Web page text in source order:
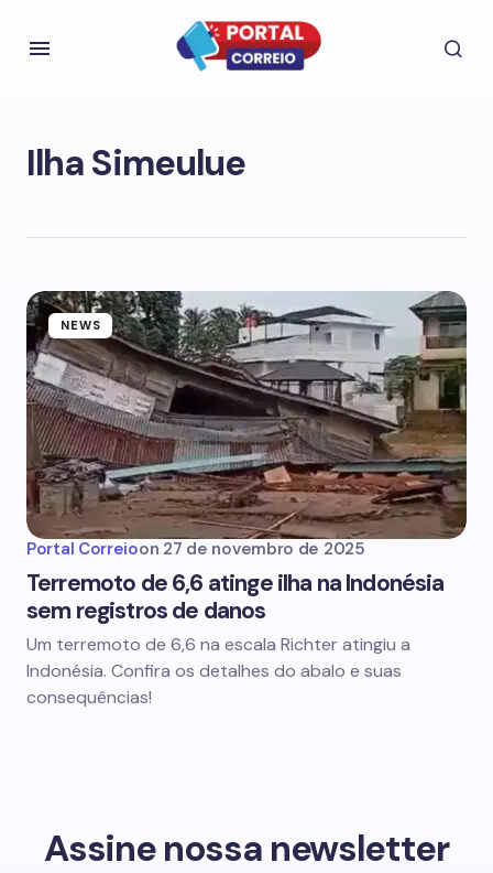
Ilha Simeulue
NEWS
Portal Correioon 27 de novembro de 2025
Terremoto de 6,6 atinge ilha na Indonésia
sem registros de danos
Um terremoto de 6,6 na escala Richter atingiu a
Indonésia. Confira os detalhes do abalo e suas
consequências!
Assine nossa newsletter